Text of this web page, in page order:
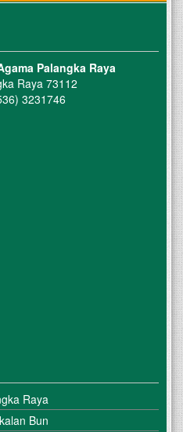
Palangka Raya
Raya 73112
3231746
Raya
Bun